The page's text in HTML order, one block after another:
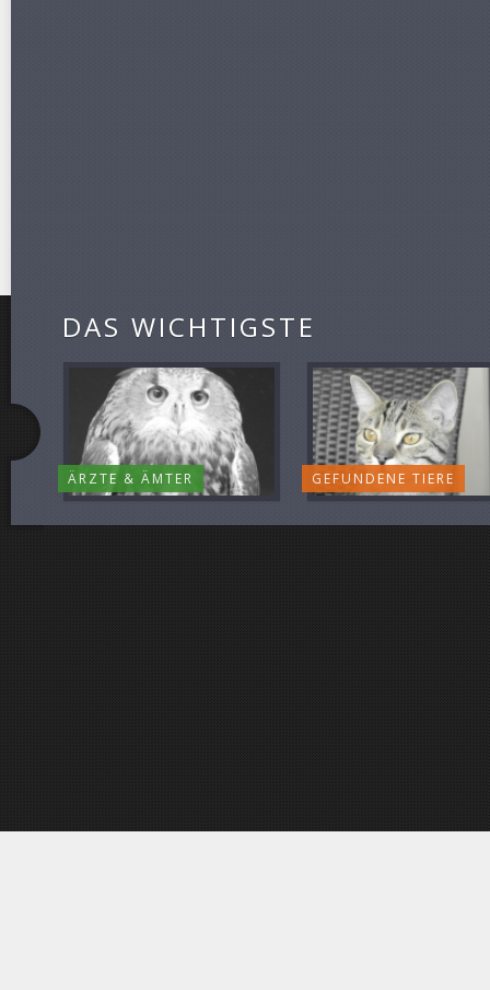
DAS WICHTIGSTE
ÄRZTE & ÄMTER GEFUNDENE TIERE